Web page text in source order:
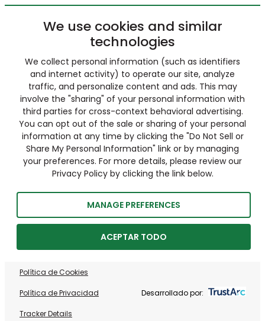
We use cookies and similar
technologies
We collect personal information (such as identifiers
and internet activity) to operate our site, analyze
traffic, and personalize content and ads. This may
involve the "sharing" of your personal information with
third parties for cross-context behavioral advertising.
You can opt out of the sale or sharing of your personal
information at any time by clicking the "Do Not Sell or
Share My Personal Information" link or by managing
your preferences. For more details, please review our
Privacy Policy by clicking the link below.
MANAGE PREFERENCES
ACEPTAR TODO
Política de Cookies
Política de Privacidad
Tracker Details
Desarrollado por: